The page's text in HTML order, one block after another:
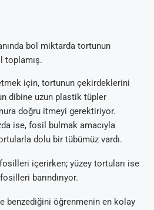
bol miktarda tortunun
toplamış.
için, tortunun çekirdeklerini
dibine uzun plastik tüpler
doğru itmeyi gerektiriyor.
ise, fosil bulmak amacıyla
dolu bir tübümüz vardı.
içerirken; yüzey tortuları ise
barındırıyor.
benzediğini öğrenmenin en kolay